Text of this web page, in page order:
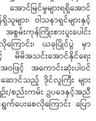
မြင်မှုများရရှိအောင်
ျား၊ ဝါသနာရှင်များနှင့်
းကုန်ကြိုးစားပူးပေါင်း
ြောင်း၊ ယခုပြိုင်ပွဲ မှာ
မိမိအသင်းအောင်နိုင်ရေး
ြင့် အကောင်းဆုံးပါဝင်
ောင်သည့် ဒိုင်လူကြီး များ
း/စည်းကမ်း ဥပဒေနှင့်အညီ
ပေးစေလိုကြောင်း ပြော